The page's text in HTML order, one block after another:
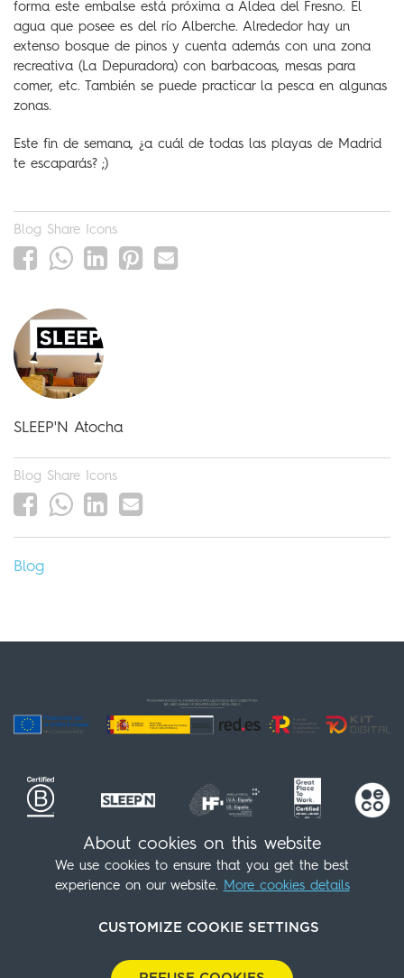
forma este embalse está próxima a Aldea del Fresno. El
agua que posee es del río Alberche. Alrededor hay un
extenso bosque de pinos y cuenta además con una zona
recreativa (La Depuradora) con barbacoas, mesas para
comer, etc. También se puede practicar la pesca en algunas
zonas.
Este fin de semana, ¿a cuál de todas las playas de Madrid
te escaparás? ;)
Blog Share Icons
SLEEP'N Atocha
Blog Share Icons
Blog
Siga-nos!
(+34) 91 539 98 07
Contato Política de Cookies
Notícia legal
Política de Privacidade
Política Ambiental
About cookies on this website
We use cookies to ensure that you get the best
experience on our website. More cookies details
CUSTOMIZE COOKIE SETTINGS